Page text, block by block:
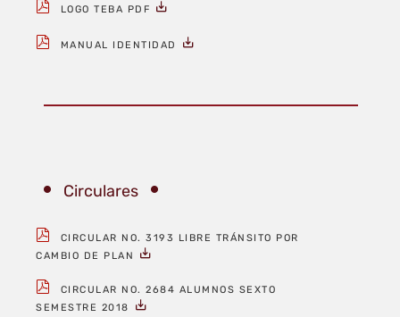
LOGO TEBA PDF
MANUAL IDENTIDAD
Circulares
CIRCULAR NO. 3193 LIBRE TRÁNSITO POR
CAMBIO DE PLAN
CIRCULAR NO. 2684 ALUMNOS SEXTO
SEMESTRE 2018